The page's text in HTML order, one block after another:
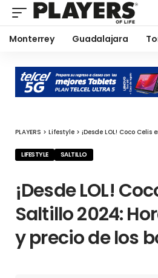
Monterrey Guadalajara
PLAYERS > Lifestyle > ¡Desde LOL! Coco Celis en
LIFESTYLE SALTILLO
¡Desde LOL!
Saltillo 2024:
y precio de los